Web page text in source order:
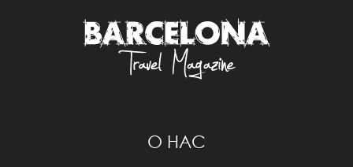
О НАС